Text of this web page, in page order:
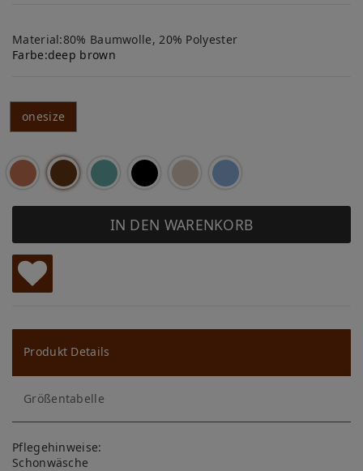
Material:80% Baumwolle, 20% Polyester
Farbe:deep brown
onesize
IN DEN WARENKORB
W
u
ns
ch
lis
te
Produkt Details
Größentabelle
Pflegehinweise:
Schonwäsche